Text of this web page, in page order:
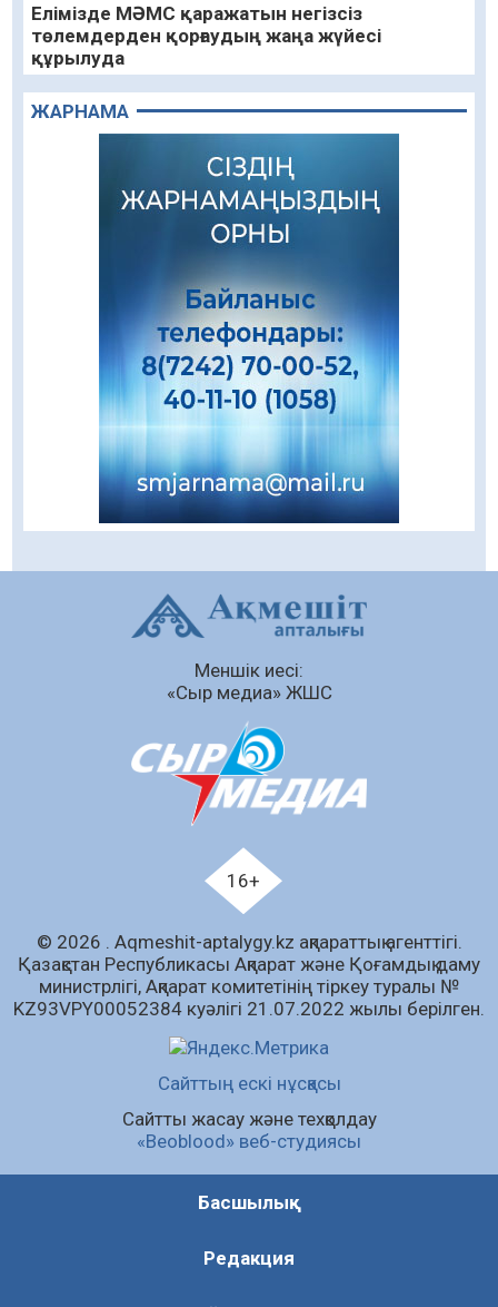
Елімізде МӘМС қаражатын негізсіз
төлемдерден қорғаудың жаңа жүйесі
құрылуда
05.08.2026 106 0
Қазгидромет тамызда кей өңірлерде
құрғақшылық қаупі жоғары екенін болжады
05.08.2026
Алғашқы цифрлық жасанды интеллект
құралдарының таныстырылымы өтті
«Қайрат» Чемпиондар лигасының іріктеуінде
«Левскиге» есе жіберді
05.08.2026
«Ұлттық нақыш – заманауи панно» атты
шеберлік сағаты өтті
05.08.2026
Цифрландыру саласын дамыту аясында
талқыланды
алу жөніндегі комитеттің Қызылорда
облысы бойынша департаментінің басшысы
Қазақстандықтардың 72,3%-ы жаңа
Құрылтай үшін дауыс беруге дайын
Мектептен – Ұлттық ұлан сапына
Ағза донорлығы бойынша ақпараттық-
түсіндіру жұмыстары жүргізілді
04.08.2026 69 0
Трансплантациялық үйлестіру және
тақырыбында семинар өткізілді
04.08.2026
Барлық жаңалық
ЖАРНАМА
Меншік иесі:
«Сыр медиа» ЖШС
16+
© 2026 . Аqmeshit-aptalygy.kz ақпараттық агенттігі.
Қазақстан Республикасы Ақпарат және Қоғамдық даму
министрлігі, Ақпарат комитетінің тіркеу туралы №
KZ93VPY00052384 куәлігі 21.07.2022 жылы берілген.
Сайттың ескі нұсқасы
Сайтты жасау және техқолдау
«Beoblood» веб-студиясы
Басшылық
Редакция